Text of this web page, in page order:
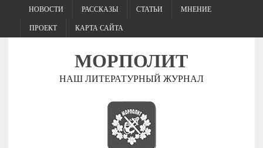
НОВОСТИ РАССКАЗЫ СТАТЬИ МНЕНИЕ
ПРОЕКТ КАРТА САЙТА
МОРПОЛИТ
НАШ ЛИТЕРАТУРНЫЙ ЖУРНАЛ